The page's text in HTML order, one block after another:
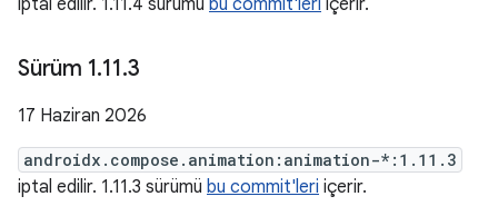
iptal edilir. 1.11.4 sürümü bu commit'leri içerir.
Sürüm 1.11.3
17 Haziran 2026
androidx.compose.animation:animation-*:1.11.3
iptal edilir. 1.11.3 sürümü bu commit'leri içerir.